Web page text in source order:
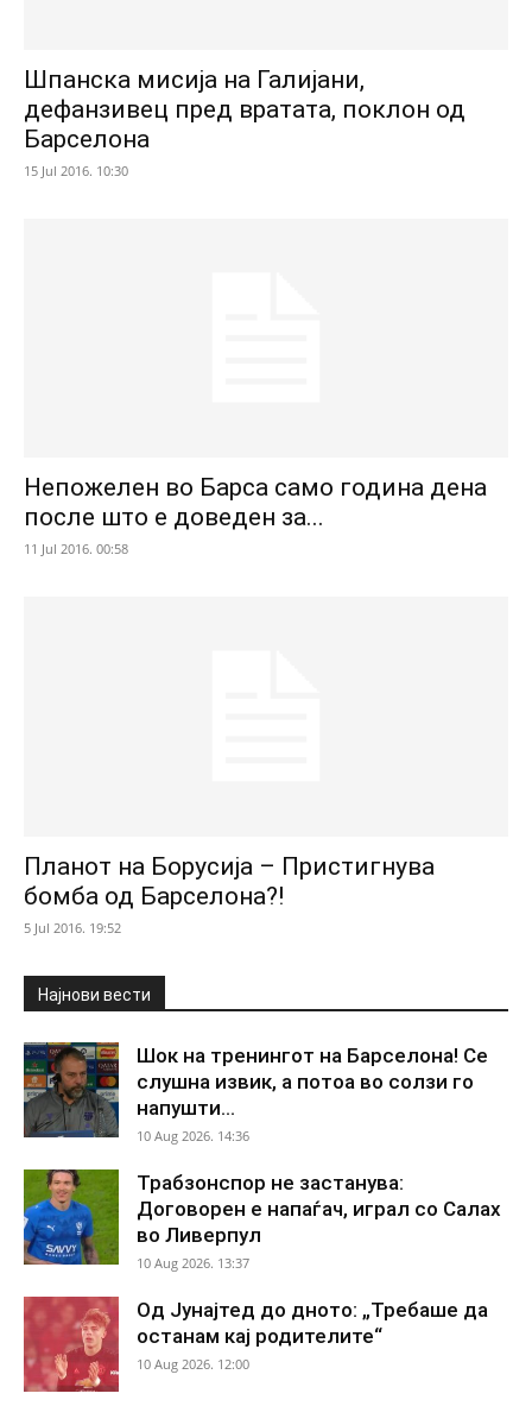
Шпанска мисија на Галијани,
дефанзивец пред вратата, поклон од
Барселона
15 Jul 2016. 10:30
Непожелен во Барса само година дена
после што е доведен за...
11 Jul 2016. 00:58
Планот на Борусија – Пристигнува
бомба од Барселона?!
5 Jul 2016. 19:52
Најнови вести
Шок на тренингот на Барселона! Се
слушна извик, а потоа во солзи го
напушти...
10 Aug 2026. 14:36
Трабзонспор не застанува:
Договорен е напаѓач, играл со Салах
во Ливерпул
10 Aug 2026. 13:37
Од Јунајтед до дното: „Требаше да
останам кај родителите“
10 Aug 2026. 12:00